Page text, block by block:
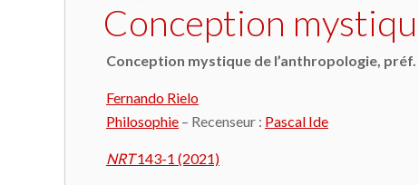
Conception
Conception mystique de l’anthropologie,
Fernando Rielo
Philosophie – Recenseur : Pascal Ide
NRT143-1 (2021)